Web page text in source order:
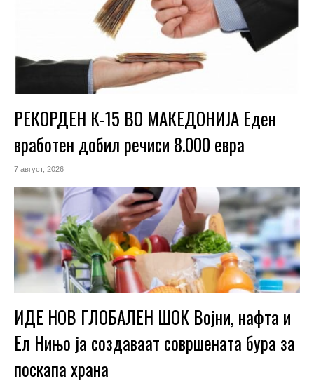
РЕКОРДЕН К-15 ВО МАКЕДОНИЈА Еден
вработен добил речиси 8.000 евра
7 август, 2026
ИДЕ НОВ ГЛОБАЛЕН ШОК Војни, нафта и
Ел Нињо ја создаваат совршената бура за
поскапа храна